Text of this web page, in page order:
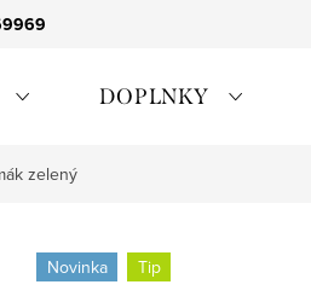
skladom
DOPLNKY
zelený
Novinka Tip